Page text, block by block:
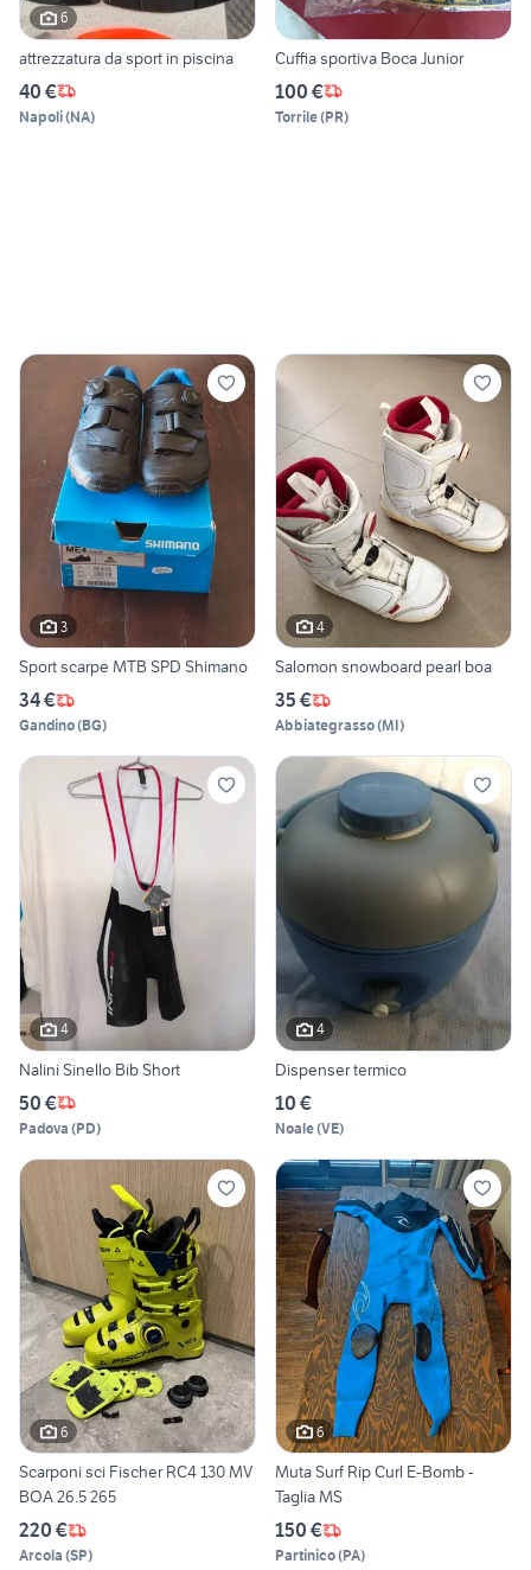
6
attrezzatura da sport in piscina
40 €
Napoli(NA)
Cuffia sportiva Boca Junior
100 €
Torrile(PR)
3
Sport scarpe MTB SPD Shimano
34 €
Gandino(BG)
4
Salomon snowboard pearl boa
35 €
Abbiategrasso(MI)
4
Nalini Sinello Bib Short
50 €
Padova (PD)
4
Dispenser termico
10 €
Noale(VE)
6
Scarponi sci Fischer RC4 130 MV
BOA 26.5 265
220 €
Arcola (SP)
6
Muta Surf Rip Curl E-Bomb -
Taglia MS
150 €
Partinico(PA)